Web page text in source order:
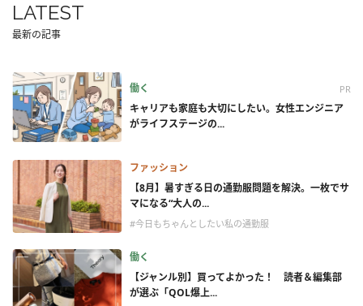
LATEST
最新の記事
働く PR
キャリアも家庭も大切にしたい。女性エンジニア
がライフステージの...
ファッション
【8月】暑すぎる日の通勤服問題を解決。一枚でサ
マになる“大人の...
#今日もちゃんとしたい私の通勤服
働く
【ジャンル別】買ってよかった！ 読者＆編集部
が選ぶ「QOL爆上...